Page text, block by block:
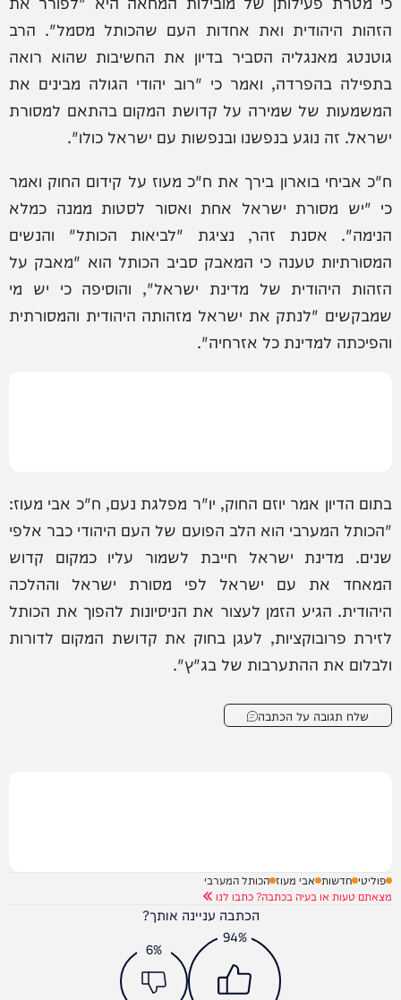
הזהות היהודית ואת אחדות העם שהכותל מסמל". הרב
גוטנטג מאנגליה הסביר בדיון את החשיבות שהוא רואה
בתפילה בהפרדה, ואמר כי "רוב יהודי הגולה מבינים את
המשמעות של שמירה על קדושת המקום בהתאם למסורת
ישראל. זה נוגע בנפשנו ובנפשות עם ישראל כולו".
ח"כ אביחי בוארון בירך את ח"כ מעוז על קידום החוק ואמר
כי "יש מסורת ישראל אחת ואסור לסטות ממנה כמלא
הנימה". אסנת זהר, נציגת "לביאות הכותל" והנשים
המסורתיות טענה כי המאבק סביב הכותל הוא "מאבק על
הזהות היהודית של מדינת ישראל", והוסיפה כי יש מי
שמבקשים "לנתק את ישראל מזהותה היהודית והמסורתית
והפיכתה למדינת כל אזרחיה".
בתום הדיון אמר יוזם החוק, יו"ר מפלגת נעם, ח"כ אבי מעוז:
"הכותל המערבי הוא הלב הפועם של העם היהודי כבר אלפי
שנים. מדינת ישראל חייבת לשמור עליו כמקום קדוש
המאחד את עם ישראל לפי מסורת ישראל וההלכה
היהודית. הגיע הזמן לעצור את הניסיונות להפוך את הכותל
לזירת פרובוקציות, לעגן בחוק את קדושת המקום לדורות
ולבלום את ההתערבות של בג"ץ".
שלח תגובה על הכתבה
פוליטי חדשות אבי מעוז הכותל המערבי
מצאתם טעות או בעיה בכתבה? כתבו לנו
הכתבה עניינה אותך?
94%
6%